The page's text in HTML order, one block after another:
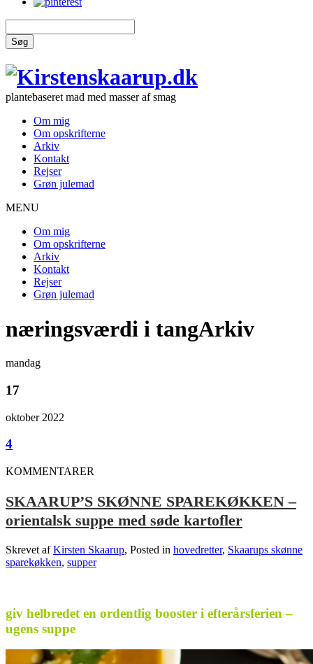
Søg
plantebaseret mad med masser af smag
Om mig
Om opskrifterne
Arkiv
Kontakt
Rejser
Grøn julemad
MENU
Om mig
Om opskrifterne
Arkiv
Kontakt
Rejser
Grøn julemad
næringsværdi i tangArkiv
mandag
17
oktober 2022
4
KOMMENTARER
SKAARUP’S SKØNNE SPAREKØKKEN –
orientalsk suppe med søde kartofler
Skrevet afKirsten Skaarup, Posted in hovedretter, Skaarups skønne
sparekøkken, supper
giv helbredet en ordentlig booster i efterårsferien –
ugens suppe